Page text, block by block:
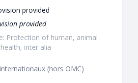
provided
provided
Protection of human, animal
inter alia
(hors OMC)